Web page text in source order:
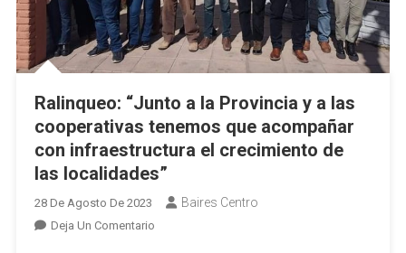
Ralinqueo: “Junto a la Provincia y a las
cooperativas tenemos que acompañar
con infraestructura el crecimiento de
las localidades”
28 De Agosto De 2023 Baires Centro
Deja Un ComentarioEn